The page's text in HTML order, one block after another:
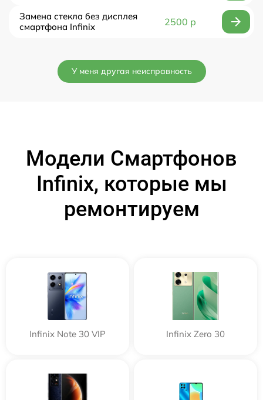
Замена стекла без дисплея
смартфона Infinix
2500 р
У меня другая неисправность
Модели Смартфонов
Infinix, которые мы
ремонтируем
Infinix Note 30 VIP Infinix Zero 30